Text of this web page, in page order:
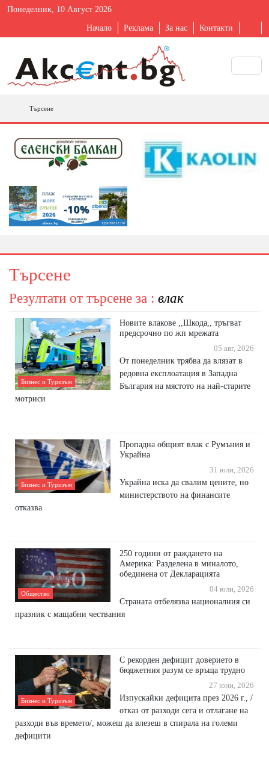
Понеделник, 10 Август 2026
Начало Реклама За нас Контакти
Търсене
Търсене
Резултати от търсене за : влак
Бизнес и Туризъм
Новите влакове ,,Шкода,, тръгват
предсрочно по жп мрежата
05 авг, 2026
От понеделник трябва да влязат в
редовна експлоатация в Западна
България на мястото на най-старите
мотриси
Бизнес и Туризъм
Пропадна общият влак с Румъния и
Украйна
31 юли, 2026
Украйна иска да свалим цените, но
министерството на финансите
отказва
Общество
250 години от раждането на
Америка: Разделена в миналото,
обединена от Декларацията
04 юли, 2026
Страната отбелязва националния си
празник с мащабни чествания
Бизнес и Туризъм
С рекорден дефицит доверието в
бюджетния разум се връща трудно
27 юни, 2026
Изпускайки дефицита през 2026 г., /
отказ от разходи сега и отлагане на
разходи във времето/, можеш да влезеш в спирала на големи
дефицити